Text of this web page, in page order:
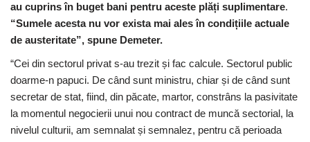
au cuprins în buget bani pentru aceste plăți suplimentare.
“Sumele acesta nu vor exista mai ales în condițiile actuale
de austeritate”, spune Demeter.
“Cei din sectorul privat s-au trezit și fac calcule. Sectorul public
doarme-n papuci. De când sunt ministru, chiar și de când sunt
secretar de stat, fiind, din păcate, martor, constrâns la pasivitate
la momentul negocierii unui nou contract de muncă sectorial, la
nivelul culturii, am semnalat și semnalez, pentru că perioada